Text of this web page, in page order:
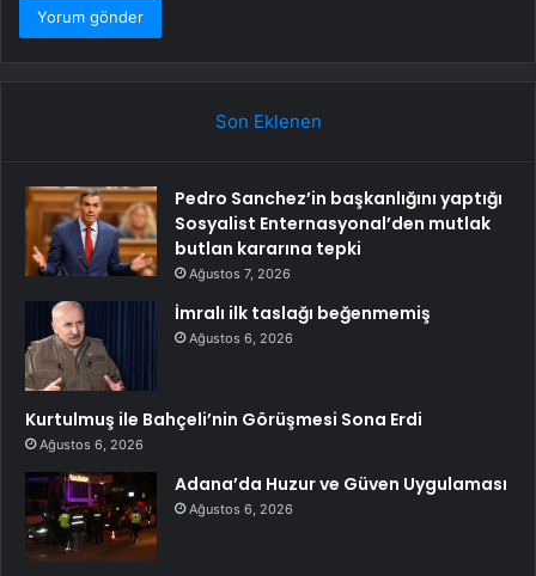
Son Eklenen
Pedro Sanchez’in başkanlığını yaptığı
Sosyalist Enternasyonal’den mutlak
butlan kararına tepki
Ağustos 7, 2026
İmralı ilk taslağı beğenmemiş
Ağustos 6, 2026
Kurtulmuş ile Bahçeli’nin Görüşmesi Sona Erdi
Ağustos 6, 2026
Adana’da Huzur ve Güven Uygulaması
Ağustos 6, 2026